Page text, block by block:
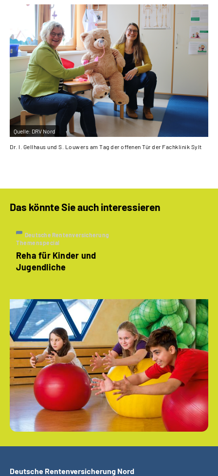
Quelle: DRV Nord
Dr. I. Gellhaus und S. Louwers am Tag der offenen Tür der Fachklinik Sylt
Das könnte Sie auch interessieren
Deutsche Rentenversicherung
Themenspecial
Reha für Kinder und
Jugendliche
Deutsche Rentenversicherung Nord